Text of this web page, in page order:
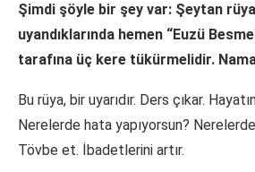
Şimdi şöyle bir şey var: Şeytan
uyandıklarında hemen “Euzü
tarafına üç kere tükürmelidir.
Bu rüya, bir uyarıdır. Ders çıkar.
Nerelerde hata yapıyorsun?
Tövbe et. İbadetlerini artır.